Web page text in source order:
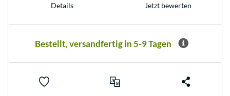
Details Jetzt bewerten
Bestellt, versandfertig in 5-9 Tagen